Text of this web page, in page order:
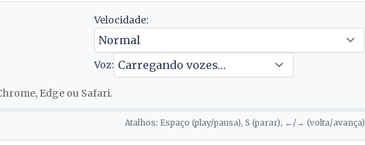
Velocidade:
Voz:
Edge ou Safari.
Atalhos: Espaço (play/pausa), S (parar), ←/→ (volta/avança)